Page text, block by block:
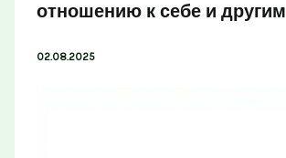
отношению к себе и другим
02.08.2025